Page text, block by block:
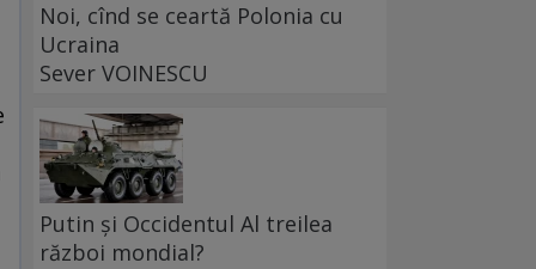
Noi, cînd se ceartă Polonia cu
Ucraina
Sever VOINESCU
Putin și Occidentul Al treilea
război mondial?